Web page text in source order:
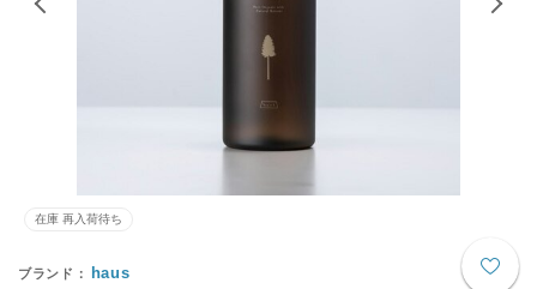
在庫 再入荷待ち
haus